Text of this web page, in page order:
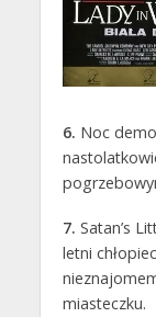
6. Noc
7. Satan’s
letni
miasteczku.